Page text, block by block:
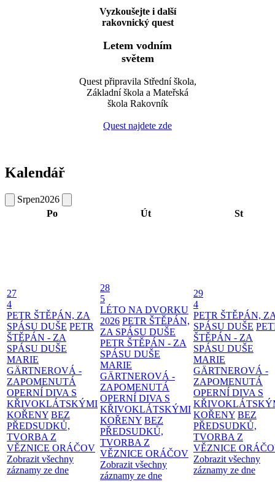
Vyzkoušejte i další
rakovnický quest
Letem vodním
světem
Quest připravila Střední škola,
Základní škola a Mateřská
škola Rakovník
Quest najdete zde
Kalendář
Srpen2026
Po
Út St
27
4
PETR ŠTĚPÁN, ZA
SPÁSU DUŠE PETR
ŠTĚPÁN - ZA
SPÁSU DUŠE
MARIE
GÄRTNEROVÁ -
ZAPOMENUTÁ
OPERNÍ DIVA S
KŘIVOKLÁTSKÝMI
KOŘENY BEZ
PŘEDSUDKŮ,
TVORBA Z
VĚZNICE ORÁČOV
Zobrazit všechny
záznamy ze dne
28
5
LÉTO NA DVORKU
2026 PETR ŠTĚPÁN,
ZA SPÁSU DUŠE
PETR ŠTĚPÁN - ZA
SPÁSU DUŠE
MARIE
GÄRTNEROVÁ -
ZAPOMENUTÁ
OPERNÍ DIVA S
KŘIVOKLÁTSKÝMI
KOŘENY BEZ
PŘEDSUDKŮ,
TVORBA Z
VĚZNICE ORÁČOV
Zobrazit všechny
záznamy ze dne
29
4
PETR ŠTĚPÁN,
SPÁSU DUŠE
ŠTĚPÁN - ZA
SPÁSU DUŠE
MARIE
GÄRTNEROVÁ -
ZAPOMENUTÁ
OPERNÍ DIVA S
KOŘENY BEZ
PŘEDSUDKŮ,
TVORBA Z
VĚZNICE
Zobrazit všechny
záznamy ze dne